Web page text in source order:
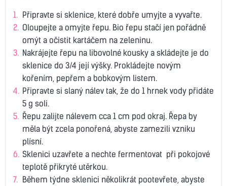
Připravte si sklenice, které dobře umyjte a vyvařte.
Oloupejte a omyjte řepu. Bio řepu stačí jen pořádně
omýt a očistit kartáčem na zeleninu.
Nakrájejte řepu na libovolné kousky a skládejte je do
sklenice do 3/4 její výšky. Prokládejte novým
kořením, pepřem a bobkovým listem.
Připravte si slaný nálev tak, že do 1 hrnek vody přidáte
5 g soli.
Řepu zalijte nálevem cca 1 cm pod okraj. Řepa by
měla být zcela ponořená, abyste zamezili vzniku
plísní.
Sklenici uzavřete a nechte fermentovat při pokojové
teplotě přikryté utěrkou.
Během týdne sklenici několikrát pootevřete, abyste